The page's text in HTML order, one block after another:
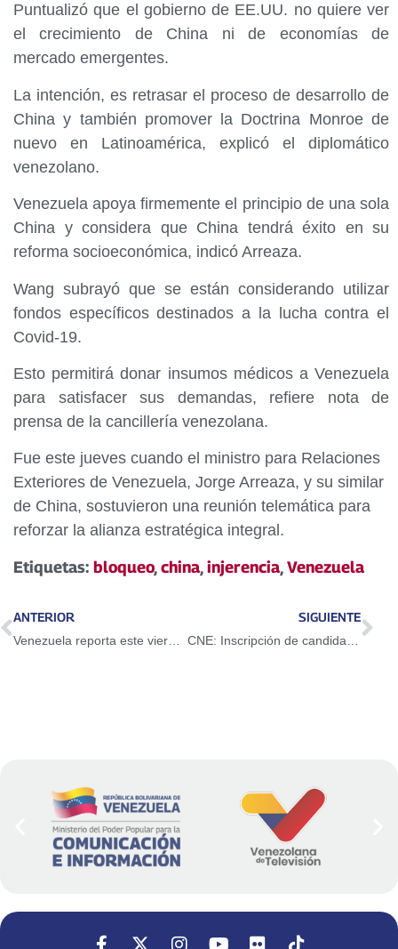
Puntualizó que el gobierno de EE.UU. no quiere ver
el crecimiento de China ni de economías de
mercado emergentes.
La intención, es retrasar el proceso de desarrollo de
China y también promover la Doctrina Monroe de
nuevo en Latinoamérica, explicó el diplomático
venezolano.
Venezuela apoya firmemente el principio de una sola
China y considera que China tendrá éxito en su
reforma socioeconómica, indicó Arreaza.
Wang subrayó que se están considerando utilizar
fondos específicos destinados a la lucha contra el
Covid-19.
Esto permitirá donar insumos médicos a Venezuela
para satisfacer sus demandas, refiere nota de
prensa de la cancillería venezolana.
Fue este jueves cuando el ministro para Relaciones
Exteriores de Venezuela, Jorge Arreaza, y su similar
de China, sostuvieron una reunión telemática para
reforzar la alianza estratégica integral.
Etiquetas: bloqueo,china,injerencia,Venezuela
ANTERIOR SIGUIENTE